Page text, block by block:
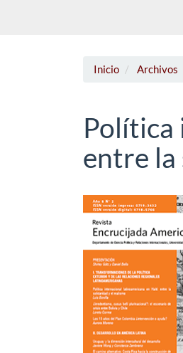
Inicio Archivos
Política
entre la
Barra
lateral
del
artículo